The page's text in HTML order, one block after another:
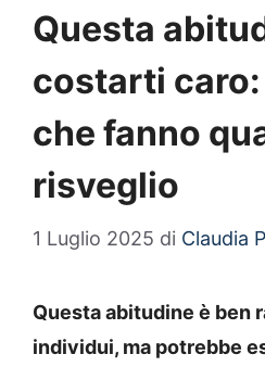
Questa
costarti caro:
che fanno
risveglio
1 Luglio 2025 di Claudia
Questa abitudine è ben
individui, ma potrebbe